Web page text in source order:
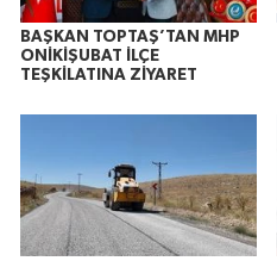
BAŞKAN TOPTAŞ’TAN MHP
ONİKİŞUBAT İLÇE
TEŞKİLATINA ZİYARET